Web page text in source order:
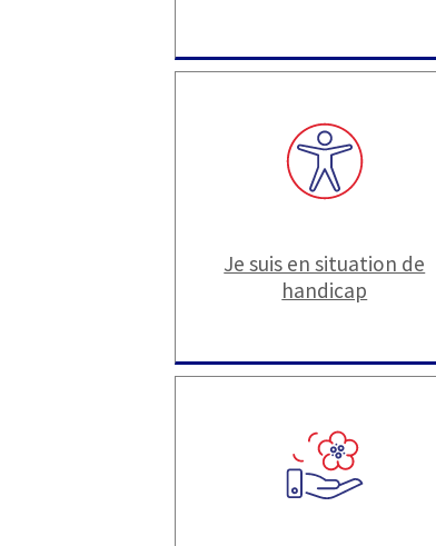
Je suis en situation de
handicap